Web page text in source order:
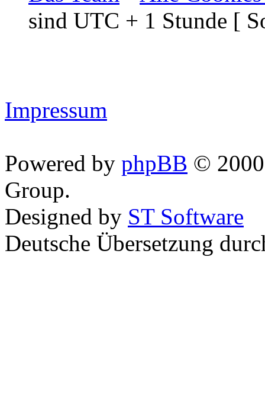
sind UTC + 1 Stunde [
Impressum
Powered by phpBB ©
Group.
Designed by ST Software
Deutsche Übersetzung